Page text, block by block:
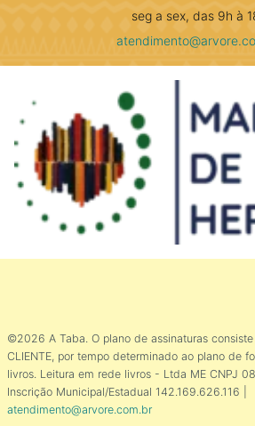
seg a sex, das 9h à
©2026 A Taba. O plano de assinaturas
CLIENTE, por tempo determinado ao plano de
livros. Leitura em rede livros - Ltda ME CNPJ
Inscrição Municipal/Estadual 142.169.626.116 |
atendimento@arvore.com.br